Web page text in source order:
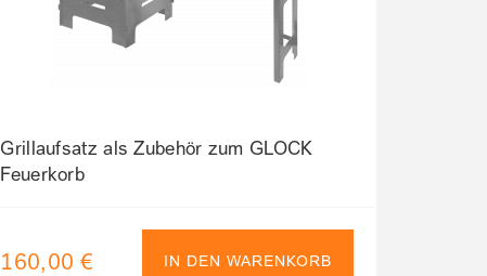
Grillaufsatz als Zubehör zum GLOCK
Feuerkorb
160,00 € IN DEN WARENKORB